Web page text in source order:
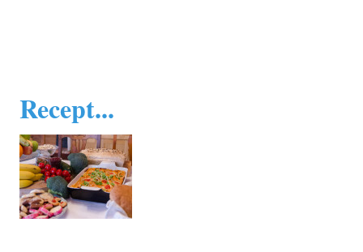
Recept...